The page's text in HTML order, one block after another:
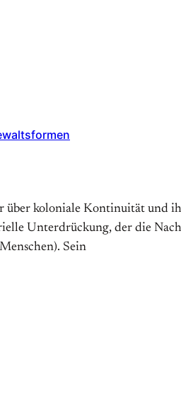
koloniale Kontinuität und
Unterdrückung, der die
Sein